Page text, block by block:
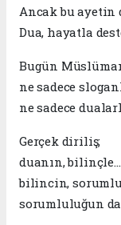
Ancak bu ayetin
Dua, hayatla
Bugün
ne sadece
ne sadece
Gerçek diriliş;
duanın, bilinçle…
bilincin,
sorumluluğun